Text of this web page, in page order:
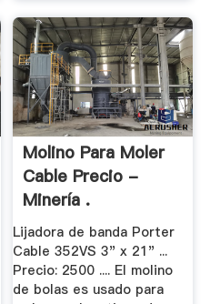
Molino Para Moler
Cable Precio -
Minería .
Lijadora de banda Porter
Cable 352VS 3" x 21" ...
Precio: 2500 .... El molino
de bolas es usado para